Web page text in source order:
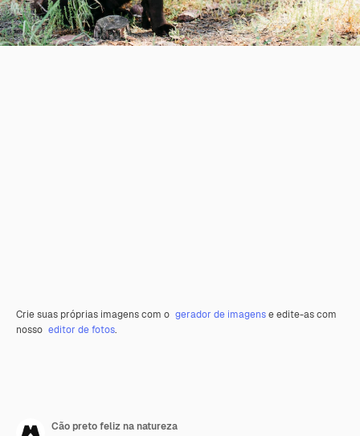
Crie suas próprias imagens com o gerador de imagense edite-as com
nosso editor de fotos.
Cão preto feliz na natureza